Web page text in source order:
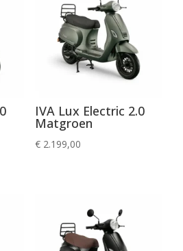
IVA Lux Electric 2.0
Matgroen
€2.199,00